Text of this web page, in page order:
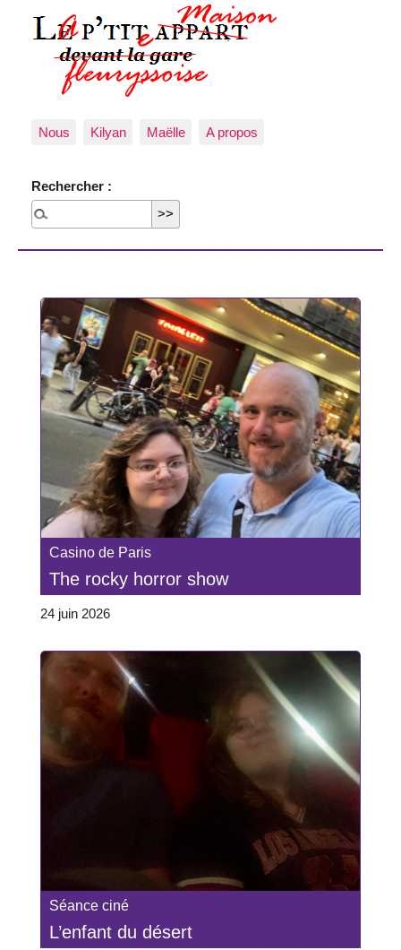
Nous Kilyan Maëlle A propos
Rechercher :
Casino de Paris
The rocky horror show
24 juin 2026
Séance ciné
L’enfant du désert